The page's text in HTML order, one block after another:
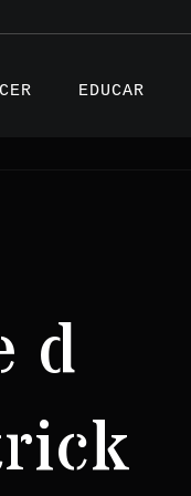
EDUCAR
d